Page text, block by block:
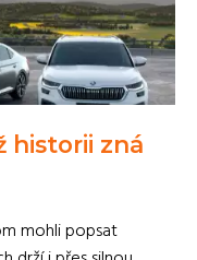
historii zná
mohli popsat